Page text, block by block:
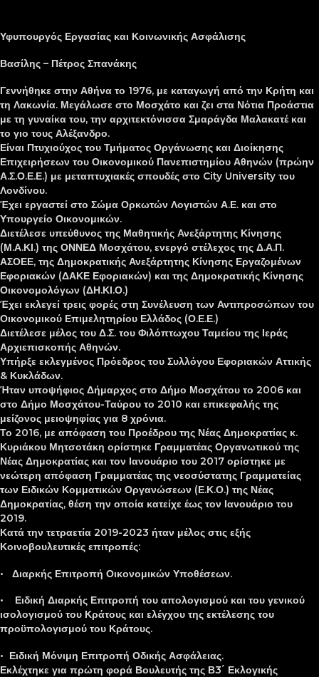
Υφυπουργός Εργασίας και Κοινωνικής Ασφάλισης
Βασίλης – Πέτρος Σπανάκης
Γεννήθηκε στην Αθήνα το 1976, με καταγωγή από την Κρήτη και
τη Λακωνία. Μεγάλωσε στο Μοσχάτο και ζει στα Νότια Προάστια
με τη γυναίκα του, την αρχιτεκτόνισσα Σμαράγδα Μαλακατέ και
το γιο τους Αλέξανδρο.
Είναι Πτυχιούχος του Τμήματος Οργάνωσης και Διοίκησης
Επιχειρήσεων του Οικονομικού Πανεπιστημίου Αθηνών (πρώην
Α.Σ.Ο.Ε.Ε.) με μεταπτυχιακές σπουδές στο City University του
Λονδίνου.
Έχει εργαστεί στο Σώμα Ορκωτών Λογιστών Α.Ε. και στο
Υπουργείο Οικονομικών.
Διετέλεσε υπεύθυνος της Μαθητικής Ανεξάρτητης Κίνησης
(Μ.Α.ΚΙ.) της ΟΝΝΕΔ Μοσχάτου, ενεργό στέλεχος της Δ.Α.Π.
ΑΣΟΕΕ, της Δημοκρατικής Ανεξάρτητης Κίνησης Εργαζομένων
Εφοριακών (ΔΑΚΕ Εφοριακών) και της Δημοκρατικής Κίνησης
Οικονομολόγων (ΔΗ.ΚΙ.Ο.)
Έχει εκλεγεί τρεις φορές στη Συνέλευση των Αντιπροσώπων του
Οικονομικού Επιμελητηρίου Ελλάδος (Ο.Ε.Ε.)
Διετέλεσε μέλος του Δ.Σ. του Φιλόπτωχου Ταμείου της Ιεράς
Αρχιεπισκοπής Αθηνών.
Υπήρξε εκλεγμένος Πρόεδρος του Συλλόγου Εφοριακών Αττικής
& Κυκλάδων.
Ήταν υποψήφιος Δήμαρχος στο Δήμο Μοσχάτου το 2006 και
στο Δήμο Μοσχάτου-Ταύρου το 2010 και επικεφαλής της
μείζονος μειοψηφίας για 8 χρόνια.
Το 2016, με απόφαση του Προέδρου της Νέας Δημοκρατίας κ.
Κυριάκου Μητσοτάκη ορίστηκε Γραμματέας Οργανωτικού της
Νέας Δημοκρατίας και τον Ιανουάριο του 2017 ορίστηκε με
νεώτερη απόφαση Γραμματέας της νεοσύστατης Γραμματείας
των Ειδικών Κομματικών Οργανώσεων (Ε.Κ.Ο.) της Νέας
Δημοκρατίας, θέση την οποία κατείχε έως τον Ιανουάριο του
2019.
Κατά την τετραετία 2019-2023 ήταν μέλος στις εξής
Κοινοβουλευτικές επιτροπές:
• Διαρκής Επιτροπή Οικονομικών Υποθέσεων.
• Ειδική Διαρκής Επιτροπή του απολογισμού και του γενικού
ισολογισμού του Κράτους και ελέγχου της εκτέλεσης του
προϋπολογισμού του Κράτους.
• Ειδική Μόνιμη Επιτροπή Οδικής Ασφάλειας.
Εκλέχτηκε για πρώτη φορά Βουλευτής της Β3΄ Εκλογικής